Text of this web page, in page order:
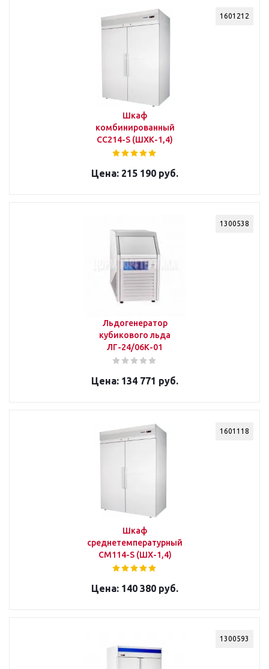
1601212
Шкаф
комбинированный
СС214-S (ШХК-1,4)
215 190 руб.
1300538
Льдогенератор
кубикового льда
ЛГ-24/06К-01
134 771 руб.
1601118
Шкаф
среднетемпературный
CM114-S (ШХ-1,4)
140 380 руб.
1300593